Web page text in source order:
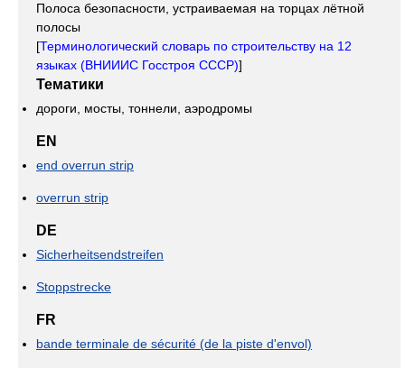
Полоса безопасности, устраиваемая на торцах лётной
полосы
[Терминологический словарь по строительству на 12
языках (ВНИИИС Госстроя СССР)]
Тематики
дороги, мосты, тоннели, аэродромы
EN
end overrun strip
overrun strip
DE
Sicherheitsendstreifen
Stoppstrecke
FR
bande terminale de sécurité (de la piste d'envol)